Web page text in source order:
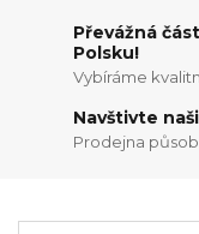
Převážná
Polsku!
Vybíráme
Navštivte
Prodejna